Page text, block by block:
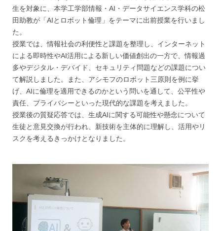
生を対象に、本学工学部情報・AI・データサイエンス学科の松
田助教が「AIとロボット倫理」をテーマに出前授業を行いまし
た。
授業では、情報社会の利便性と課題を整理し、インターネット
による即時性やAI活用による新しい価値創出の一方で、情報過
多やデジタル・デバイド、セキュリティ問題などの課題につい
て解説しました。また、アシモフのロボット三原則を例に挙
げ、AIに倫理を適用できるのかという問いを通して、公平性や
責任、プライバシーといった現代的な課題を考えました。
授業後の質疑応答では、生成AIに関する可能性や懸念について
生徒と意見交換が行われ、新技術を主体的に理解し、活用やリ
スクを考えるきっかけとなりました。